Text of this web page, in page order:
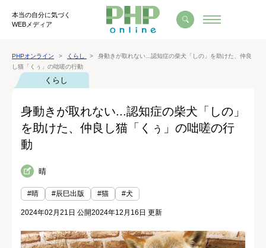
本当の自分に気づく
WEBメディア
PHPオンライン くらし
身動きが取れない...認知症の柴犬「しの」を助けた、仲良
し猫「くぅ」の咄嗟の行動
くらし
身動きが取れない...認知症の柴犬「しの」
を助けた、仲良し猫「くぅ」の咄嗟の行
動
晴
#晴 #辰巳出版 #猫 #犬
2024年02月21日 公開2024年12月16日 更新